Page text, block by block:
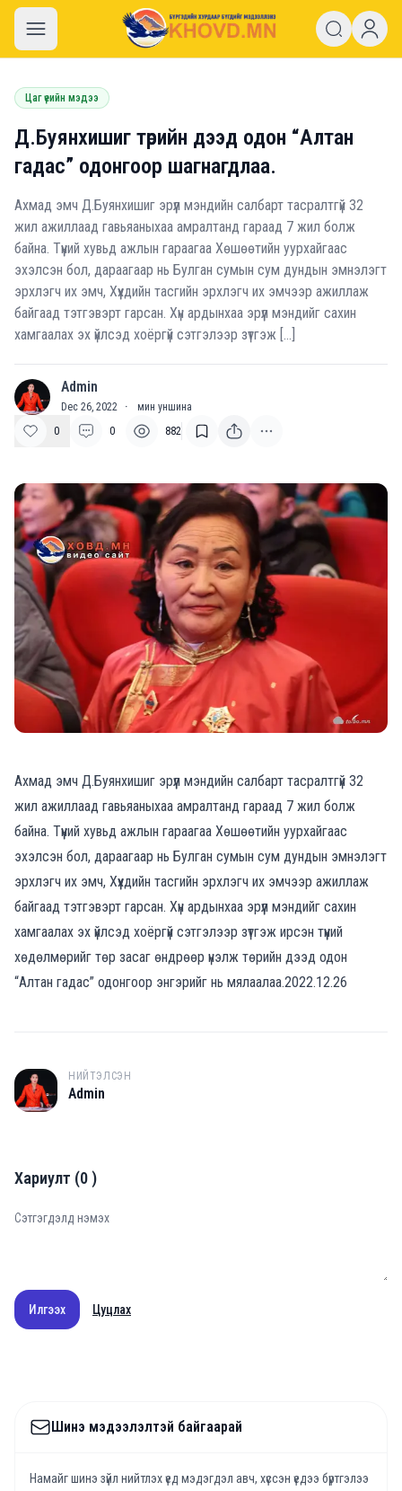
khovd.mn
Цаг үеийн мэдээ
Д.Буянхишиг төрийн дээд одон “Алтан
гадас” одонгоор шагнагдлаа.
Ахмад эмч Д.Буянхишиг эрүүл мэндийн салбарт тасралтгүй 32
жил ажиллаад гавьяаныхаа амралтанд гараад 7 жил болж
байна. Түүний хувьд ажлын гараагаа Хөшөөтийн уурхайгаас
эхэлсэн бол, дараагаар нь Булган сумын сум дундын эмнэлэгт
эрхлэгч их эмч, Хүүхдийн тасгийн эрхлэгч их эмчээр ажиллаж
байгаад тэтгэвэрт гарсан. Хүн ардынхаа эрүүл мэндийг сахин
хамгаалах эх үйлсэд хоёргүй сэтгэлээр зүтгэж […]
A Admin
Dec 26, 2022 ·
мин уншина
0
0 882
Ахмад эмч Д.Буянхишиг эрүүл мэндийн салбарт тасралтгүй 32
жил ажиллаад гавьяаныхаа амралтанд гараад 7 жил болж
байна. Түүний хувьд ажлын гараагаа Хөшөөтийн уурхайгаас
эхэлсэн бол, дараагаар нь Булган сумын сум дундын эмнэлэгт
эрхлэгч их эмч, Хүүхдийн тасгийн эрхлэгч их эмчээр ажиллаж
байгаад тэтгэвэрт гарсан. Хүн ардынхаа эрүүл мэндийг сахин
хамгаалах эх үйлсэд хоёргүй сэтгэлээр зүтгэж ирсэн түүний
хөдөлмөрийг төр засаг өндрөөр үнэлж төрийн дээд одон
“Алтан гадас” одонгоор энгэрийг нь мялаалаа.2022.12.26
A
НИЙТЭЛСЭН
Admin
Хариулт (0)
Илгээх Цуцлах
Шинэ мэдээлэлтэй байгаарай
Намайг шинэ зүйл нийтлэх үед мэдэгдэл авч, хүссэн үедээ бүртгэлээ